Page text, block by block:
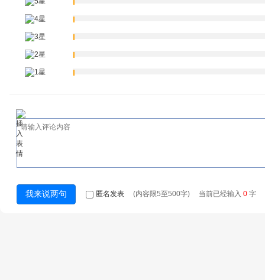
匿名发表 (内容限5至500字) 当前已经输入 0 字